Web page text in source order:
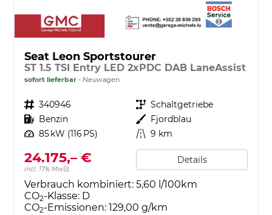
Seat Leon Sportstourer
ST 1.5 TSI Entry LED 2xPDC DAB LaneAssist
sofort lieferbar Neuwagen
Fahrzeugnr. 340946 Getriebe Schaltgetriebe
Kraftstoff Benzin Außenfarbe Fjordblau
Leistung 85 kW (116 PS) Kilometerstand 9 km
24.175,– €
incl. 17% MwSt.
Details
Verbrauch kombiniert: 5,60 l/100km
CO2-Klasse: D
CO2-Emissionen: 129,00 g/km